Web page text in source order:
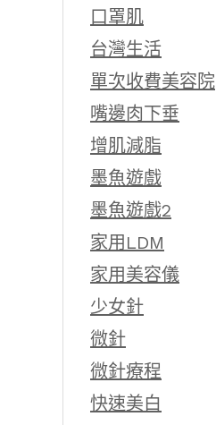
口罩肌
台灣生活
單次收費美容院
嘴邊肉下垂
增肌減脂
墨魚遊戲
墨魚遊戲2
家用LDM
家用美容儀
少女針
微針
微針療程
快速美白